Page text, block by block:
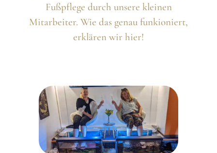
Fußpflege durch unsere kleinen
Mitarbeiter. Wie das genau funkioniert,
erklären wir hier!